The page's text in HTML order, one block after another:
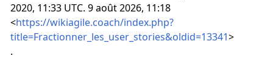
2020, 11:33 UTC. 9 août 2026, 11:18
<https://wikiagile.coach/index.php?
title=Fractionner_les_user_stories&oldid=13341>
.